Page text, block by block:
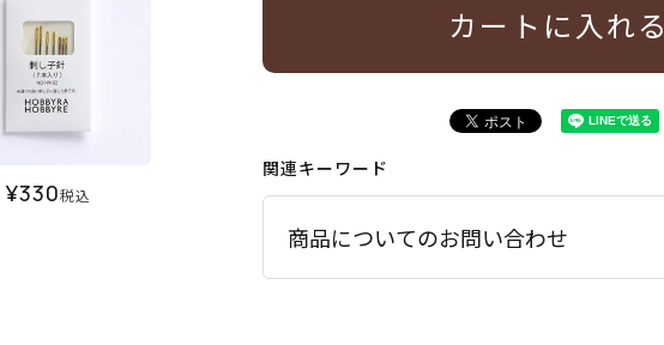
¥330税込
カートに入れる
関連キーワード
商品についてのお問い合わせ